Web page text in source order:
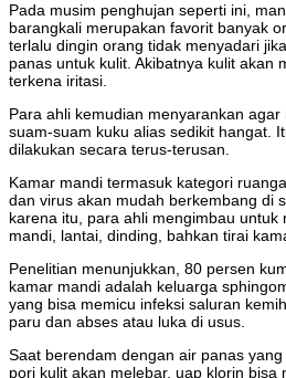
Pada musim penghujan seperti ini,
barangkali merupakan favorit banyak
terlalu dingin orang tidak menyadari
panas untuk kulit. Akibatnya kulit akan
terkena iritasi.
Para ahli kemudian menyarankan
suam-suam kuku alias sedikit hangat.
dilakukan secara terus-terusan.
Kamar mandi termasuk kategori
dan virus akan mudah berkembang di
karena itu, para ahli mengimbau untuk
mandi, lantai, dinding, bahkan tirai
Penelitian menunjukkan, 80 persen
kamar mandi adalah keluarga
yang bisa memicu infeksi saluran
paru dan abses atau luka di usus.
Saat berendam dengan air panas
pori kulit akan melebar, uap klorin bisa